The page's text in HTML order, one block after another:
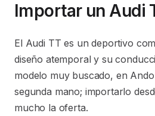
Importar un Audi
El Audi TT es un deportivo
diseño atemporal y su
modelo muy buscado, en
segunda mano; importarlo
mucho la oferta.